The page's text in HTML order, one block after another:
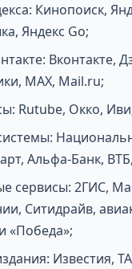
Кинопоиск,
Яндекс Go;
Вконтакте,
MAX, Mail.ru;
Rutube, Окко,
Альфа-Банк,
сервисы: 2ГИС,
Ситидрайв,
«Победа»;
Известия,